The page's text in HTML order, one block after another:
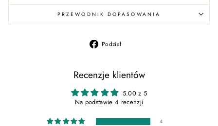
PRZEWODNIK DOPASOWANIA
Podział
Recenzje klientów
5.00 z 5
Na podstawie 4 recenzji
4